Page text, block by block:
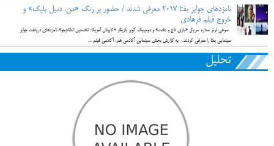
نامزدهای جوایز بفتا 2017 معرفی شدند / حضور پر رنگ «من، دنیل بلیک» و
خروج فیلم فرهادی
سوفی ترنر ستاره سریال «بازی تاج و تخت» و دومینیک کوپر بازیگر «کاپیتان آمریکا: نخستین انتقام‌جو» نامزدهای دریافت جوایز
سینمایی بفتا را معرفی کردند. به گزارش بخش سینمایی آکادمی هنر، آکادمی فیلم ...
تحلیل